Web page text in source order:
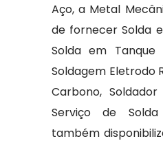
Aço, a Metal
de fornecer Solda
Solda em Tanque
Soldagem Eletrodo
Carbono,
Serviço de
também